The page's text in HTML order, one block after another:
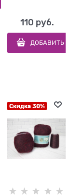
110 руб.
ДОБАВИТЬ
Скидка 30%